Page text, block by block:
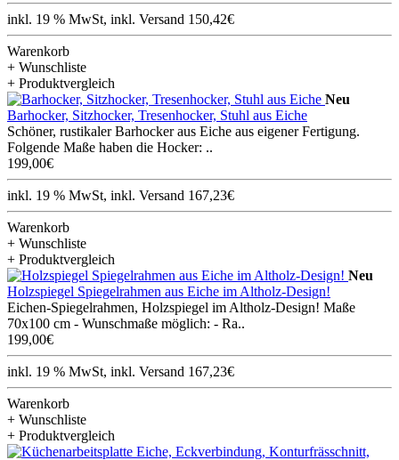
inkl. 19 % MwSt, inkl. Versand 150,42€
Warenkorb
+ Wunschliste
+ Produktvergleich
Neu
Barhocker, Sitzhocker, Tresenhocker, Stuhl aus Eiche
Schöner, rustikaler Barhocker aus Eiche aus eigener Fertigung.
Folgende Maße haben die Hocker: ..
199,00€
inkl. 19 % MwSt, inkl. Versand 167,23€
Warenkorb
+ Wunschliste
+ Produktvergleich
Neu
Holzspiegel Spiegelrahmen aus Eiche im Altholz-Design!
Eichen-Spiegelrahmen, Holzspiegel im Altholz-Design! Maße
70x100 cm - Wunschmaße möglich: - Ra..
199,00€
inkl. 19 % MwSt, inkl. Versand 167,23€
Warenkorb
+ Wunschliste
+ Produktvergleich